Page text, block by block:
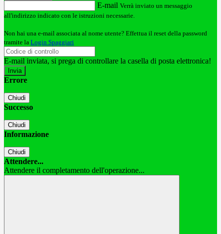
E-mail Verrà inviato un messaggio
all'indirizzo indicato con le istruzioni necessarie.
Non hai una e-mail associata al nome utente? Effettua il reset della password
tramite la Login Spaggiari
E-mail inviata, si prega di controllare la casella di posta elettronica!
Errore
Chiudi
Successo
Chiudi
Informazione
Chiudi
Attendere...
Attendere il completamento dell'operazione...